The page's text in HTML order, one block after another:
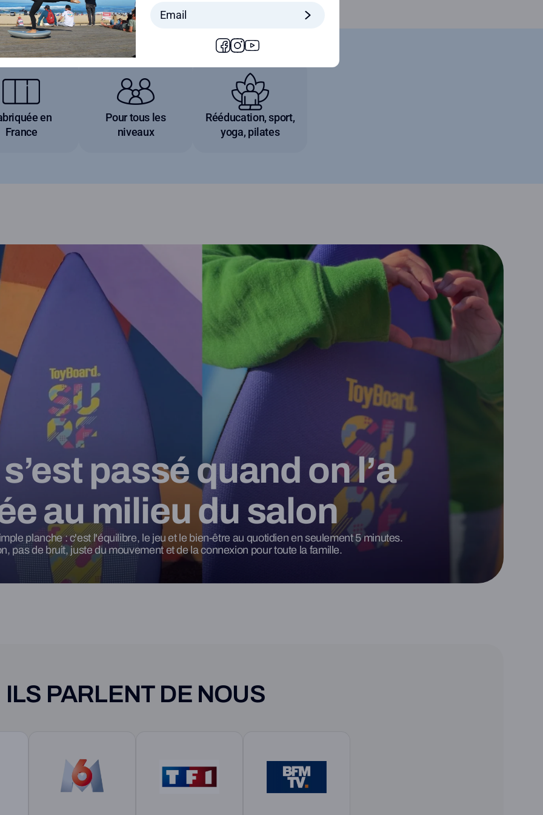
en
France
Pour tous les
niveaux
Rééducation, sport,
yoga, pilates
passé quand on l’a
au milieu du salon
planche : c'est l'équilibre, le jeu et le bien-être au quotidien en seulement 5 minutes.
pas de bruit, juste du mouvement et de la connexion pour toute la famille.
ILS PARLENT DE NOUS